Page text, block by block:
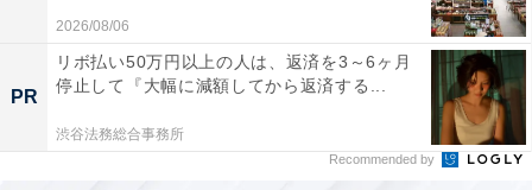
洗練された雰囲気、人目を惹きつけるような華やかさや
美しさがあることを指します。貫禄やカリスマ性がある
ときにも使われます。
2026/08/06
PR
リボ払い50万円以上の人は、返済を3～6ヶ月
停止して『大幅に減額してから返済する...
渋谷法務総合事務所
Recommended by